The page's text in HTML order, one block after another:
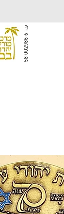
ע
.
ר
5
8
-
0
0
2
9
8
6
-
6